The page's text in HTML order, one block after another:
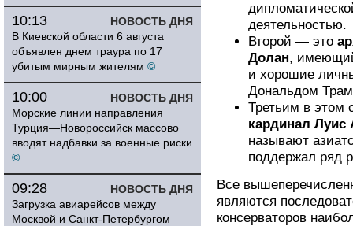
НОВОСТЬ ДНЯ
10:13
В Киевской области 6 августа
объявлен днем траура по 17
убитым мирным жителям ©
НОВОСТЬ ДНЯ
10:00
Морские линии направления
Турция—Новороссийск массово
вводят надбавки за военные риски
©
НОВОСТЬ ДНЯ
09:28
Загрузка авиарейсов между
Москвой и Санкт-Петербургом
деятельностью.
Второй — это
Долан,
и хорошие
Дональдом
Третьим в этом
кардинал Луис
называют
поддержал ряд
Все
являются
консерваторов